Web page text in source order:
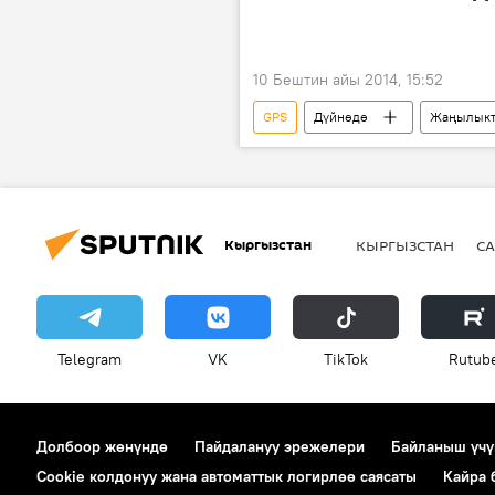
10 Бештин айы 2014, 15:52
GPS Дүйнөдө
Осло
АКШ
Патрик Модиано
Эрик
Кыргызстан КЫРГЫЗСТАН
Telegram VK ТikТоk
Долбоор жөнүндө Пайдалануу эрежелери Байланыш
Cookie колдонуу жана автоматтык логирлөө саясаты
Кайра